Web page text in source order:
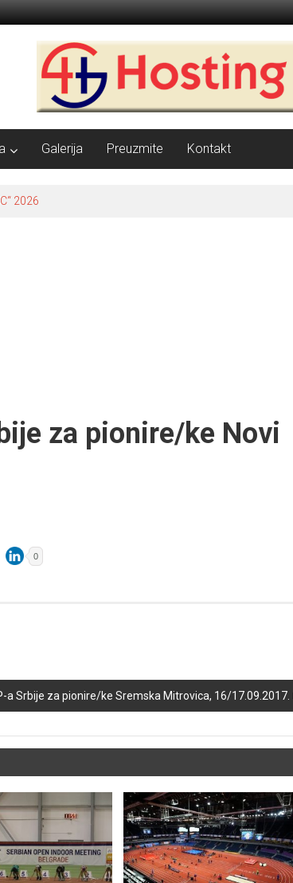
Galerija Preuzmite Kontakt
2026
za pionire/ke Novi
0
a Srbije za pionire/ke Sremska Mitrovica, 16/17.09.2017.